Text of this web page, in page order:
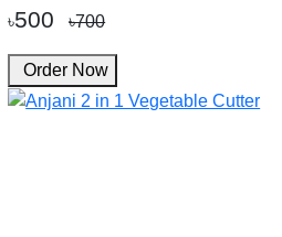
৳500 ৳700
Order Now